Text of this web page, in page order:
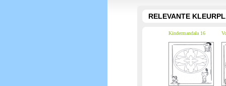
RELEVANTE
Kindermandala 16